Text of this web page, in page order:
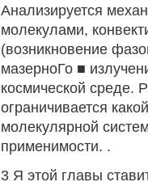
Анализируется
молекулами,
(возникновение
мазерноГо ■
космической среде.
ограничивается
молекулярной
применимости. .
3 Я этой главы